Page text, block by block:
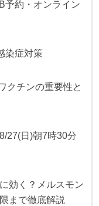
予約・オンライン
染症対策
クチンの重要性と
日)朝7時30分
効く？メルスモン
まで徹底解説